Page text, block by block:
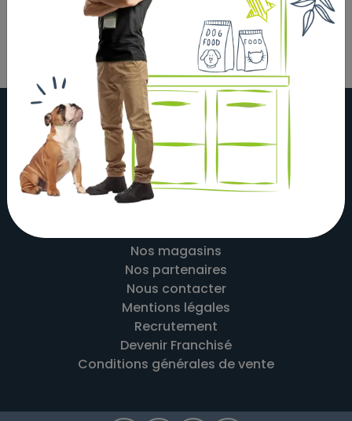
Nos magasins
Nos partenaires
Nous contacter
Mentions légales
Recrutement
Devenir Franchisé
Conditions générales de vente